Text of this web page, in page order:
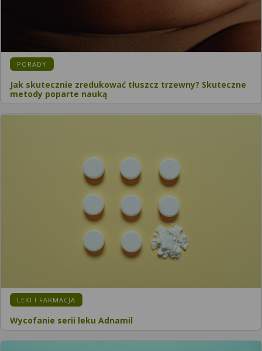
PORADY
Jak skutecznie zredukować tłuszcz trzewny? Skuteczne
metody poparte nauką
LEKI I FARMACJA
Wycofanie serii leku Adnamil